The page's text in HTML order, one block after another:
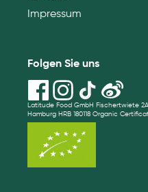
Impressum
Folgen Sie uns
Latitude Food GmbH Fischertwiete
Hamburg HRB 180118 Organic